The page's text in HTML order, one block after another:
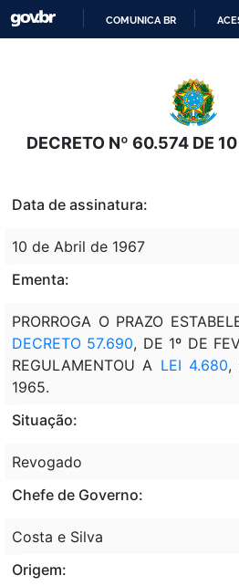
O
COMUNICA BR
DECRETO Nº 60.574 DE
Data de assinatura:
10 de Abril de 1967
Ementa:
PRORROGA O PRAZO
DECRETO 57.690, DE 1º DE
REGULAMENTOU A LEI 4.680,
1965.
Situação:
Revogado
Chefe de Governo:
Costa e Silva
Origem: